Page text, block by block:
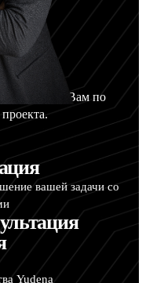
и я помогу Вам по
вашей задачи со
Yudena